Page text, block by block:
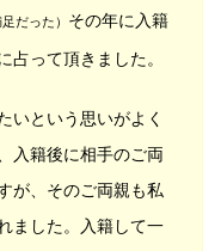
足だった） その年に入籍
占って頂きました。
いという思いがよく
入籍後に相手のご両
が、そのご両親も私
ました。入籍して一